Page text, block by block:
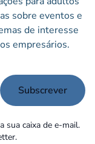
sobre eventos e
de interesse
empresários.
sua caixa de e-mail.